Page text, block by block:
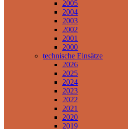
2005
2004
2003
2002
2001
2000
technische Einsätze
2026
2025
2024
2023
2022
2021
2020
2019